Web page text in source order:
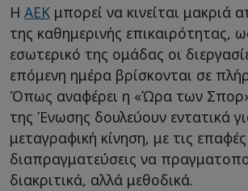
Η ΑΕΚ μπορεί να κινείται μακριά
της καθημερινής επικαιρότητας,
εσωτερικό της ομάδας οι
επόμενη ημέρα βρίσκονται σε
Όπως αναφέρει η «Ώρα των
της Ένωσης δουλεύουν εντατικά
μεταγραφική κίνηση, με τις επαφές
διαπραγματεύσεις να
διακριτικά, αλλά μεθοδικά.